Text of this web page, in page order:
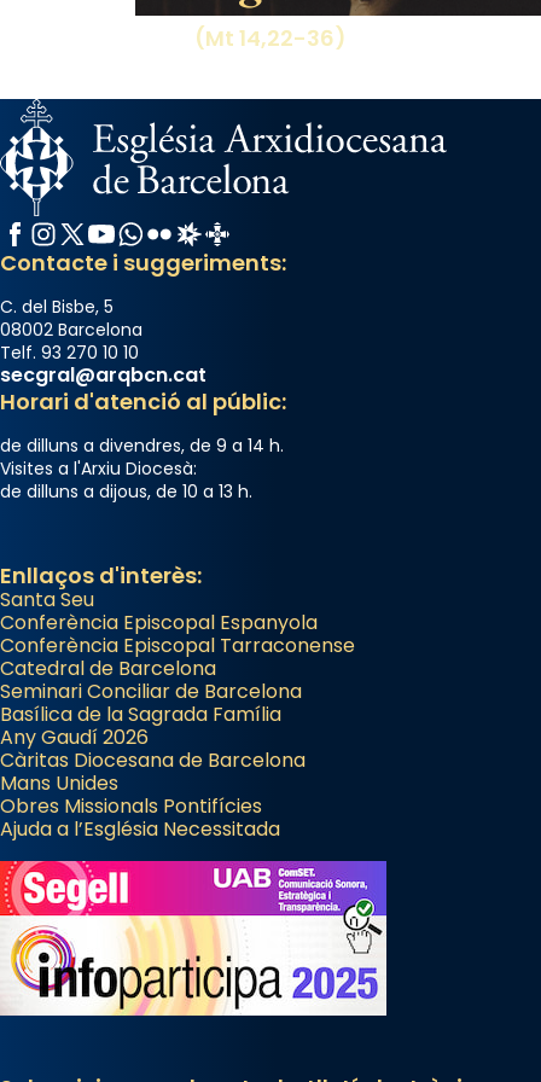
(Mt 14,22-36)
Facebook
Instagram
X / Twitter
YouTube
WhatsApp
FlickrRadio Estel
Catalunya Cristiana
Contacte i suggeriments:
C. del Bisbe, 5
08002 Barcelona
Telf. 93 270 10 10
secgral@arqbcn.cat
Horari d'atenció al públic:
de dilluns a divendres, de 9 a 14 h.
Visites a l'Arxiu Diocesà:
de dilluns a dijous, de 10 a 13 h.
Enllaços d'interès:
Santa Seu
Conferència Episcopal Espanyola
Conferència Episcopal Tarraconense
Catedral de Barcelona
Seminari Conciliar de Barcelona
Basílica de la Sagrada Família
Any Gaudí 2026
Càritas Diocesana de Barcelona
Mans Unides
Obres Missionals Pontifícies
Ajuda a l’Església Necessitada